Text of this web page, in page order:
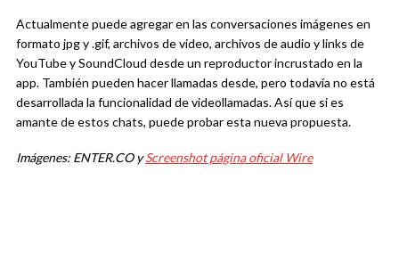
Actualmente puede agregar en las conversaciones imágenes en
formato jpg y .gif, archivos de video, archivos de audio y links de
YouTube y SoundCloud desde un reproductor incrustado en la
app. También pueden hacer llamadas desde, pero todavía no está
desarrollada la funcionalidad de videollamadas. Así que si es
amante de estos chats, puede probar esta nueva propuesta.
Imágenes: ENTER.CO yScreenshot página oficial Wire